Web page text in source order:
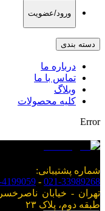
ورود/عضویت
دسته بندی
درباره ما
تماس با ما
وبلاگ
کلیه محصولات
Error
شماره پشتیبانی:
021-33989268
-
تهران - خیابان
طبقه دوم، پلاک ۲۳